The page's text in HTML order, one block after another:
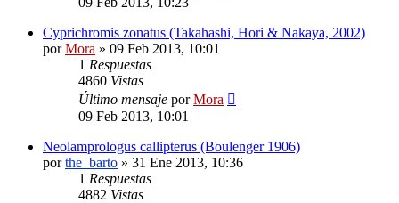
Cyprichromis zonatus (Takahashi, Hori & Nakaya, 2002)
porMora » 09 Feb 2013, 10:01
1 Respuestas
4860 Vistas
Último mensaje porMora
09 Feb 2013, 10:01
Neolamprologus callipterus (Boulenger 1906)
porthe_barto » 31 Ene 2013, 10:36
1 Respuestas
4882 Vistas